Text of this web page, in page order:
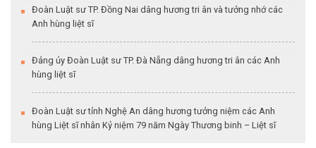
Đoàn Luật sư TP. Đồng Nai dâng hương tri ân và tưởng nhớ các
Anh hùng liệt sĩ
Đảng ủy Đoàn Luật sư TP. Đà Nẵng dâng hương tri ân các Anh
hùng liệt sĩ
Đoàn Luật sư tỉnh Nghệ An dâng hương tưởng niệm các Anh
hùng Liệt sĩ nhân Kỷ niệm 79 năm Ngày Thương binh – Liệt sĩ